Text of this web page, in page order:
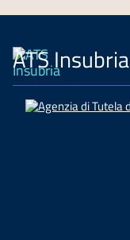
ATS Insubria